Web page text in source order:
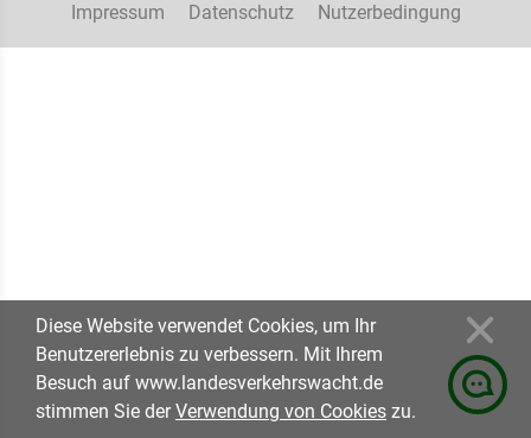
Impressum
Datenschutz Nutzerbedingung
Diese Website verwendet Cookies, um Ihr
Benutzererlebnis zu verbessern. Mit Ihrem
Besuch auf www.landesverkehrswacht.de
stimmen Sie derVerwendung von Cookies zu.